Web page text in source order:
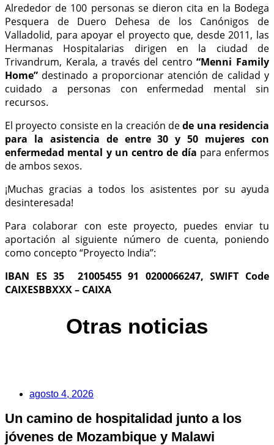
Alrededor de 100 personas se dieron cita en la Bodega
Pesquera de Duero Dehesa de los Canónigos de
Valladolid, para apoyar el proyecto que, desde 2011, las
Hermanas Hospitalarias dirigen en la ciudad de
Trivandrum, Kerala, a través del centro“Menni Family
Home” destinado a proporcionar atención de calidad y
cuidado a personas con enfermedad mental sin
recursos.
El proyecto consiste en la creación dede una residencia
para la asistencia de entre 30 y 50 mujeres con
enfermedad mental y un centro de día para enfermos
de ambos sexos.
¡Muchas gracias a todos los asistentes por su ayuda
desinteresada!
Para colaborar con este proyecto, puedes enviar tu
aportación al siguiente número de cuenta, poniendo
como concepto “Proyecto India”:
IBAN ES 35 21005455 91 0200066247, SWIFT Code
CAIXESBBXXX – CAIXA
Otras noticias
agosto 4, 2026
Un camino de hospitalidad junto a los
jóvenes de Mozambique y Malawi